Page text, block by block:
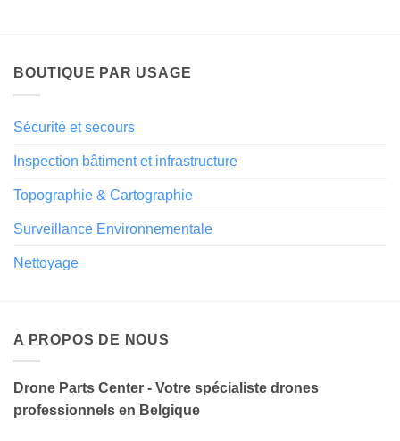
BOUTIQUE PAR USAGE
Sécurité et secours
Inspection bâtiment et infrastructure
Topographie & Cartographie
Surveillance Environnementale
Nettoyage
A PROPOS DE NOUS
Drone Parts Center - Votre spécialiste drones
professionnels en Belgique